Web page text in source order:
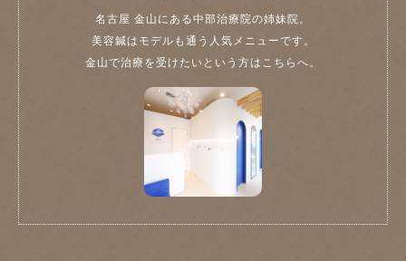
名古屋 金山にある中部治療院の姉妹院。
美容鍼はモデルも通う人気メニューです。
金山で治療を受けたいという方はこちらへ。